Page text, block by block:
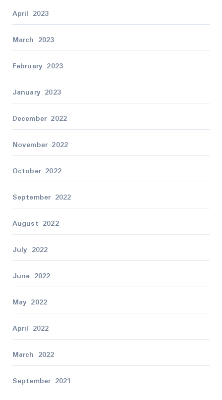
April 2023
March 2023
February 2023
January 2023
December 2022
November 2022
October 2022
September 2022
August 2022
July 2022
June 2022
May 2022
April 2022
March 2022
September 2021